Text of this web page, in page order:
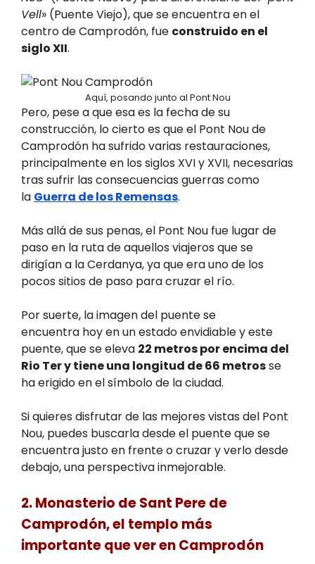
Vell» (Puente Viejo), que se encuentra en el
centro de Camprodón, fue construido en el
siglo XII.
Aquí, posando junto al Pont Nou
Pero, pese a que esa es la fecha de su
construcción, lo cierto es que el Pont Nou de
Camprodón ha sufrido varias restauraciones,
principalmente en los siglos XVI y XVII, necesarias
tras sufrir las consecuencias guerras como
la Guerra de los Remensas.
Más allá de sus penas, el Pont Nou fue lugar de
paso en la ruta de aquellos viajeros que se
dirigían a la Cerdanya, ya que era uno de los
pocos sitios de paso para cruzar el río.
Por suerte, la imagen del puente se
encuentra hoy en un estado envidiable y este
puente, que se eleva 22 metros por encima del
Rio Ter y tiene una longitud de 66 metrosse
ha erigido en el símbolo de la ciudad.
Si quieres disfrutar de las mejores vistas del Pont
Nou, puedes buscarla desde el puente que se
encuentra justo en frente o cruzar y verlo desde
debajo, una perspectiva inmejorable.
2. Monasterio de Sant Pere de
Camprodón, el templo más
importante que ver en Camprodón